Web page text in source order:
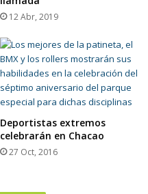
12 Abr, 2019
Deportistas extremos
celebrarán en Chacao
27 Oct, 2016